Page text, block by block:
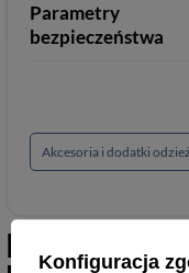
Parametry
bezpieczeństwa
Akcesoria i dodatki
Podobne do
Konfiguracja